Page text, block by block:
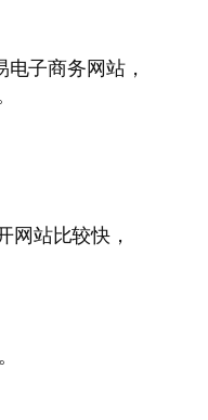
子商务网站，
网站比较快，